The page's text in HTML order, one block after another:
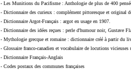
- Les Munitions du Pacifisme : Anthologie de plus de 400
- Dictionnaire des curieux : complément pittoresque et original
- Dictionnaire Argot-Français : argot en usage en 1907.
- Dictionnaire des idées reçues : perle d'humour noir, Gustave
- Mythologie grecque et romaine : dictionnaire créé à partir du
- Glossaire franco-canadien et vocabulaire de locutions vicieuses
- Dictionnaire Français-Anglais
- Codes postaux des communes françaises